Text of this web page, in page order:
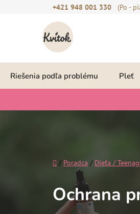
+421 948 001 330 (Po -
Riešenia podľa problému Pleť
Domov
/ Poradca / Dieťa /
Ochrana